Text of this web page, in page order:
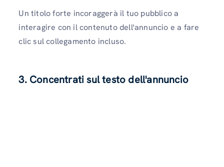
Un titolo forte incoraggerà il tuo pubblico a
interagire con il contenuto dell'annuncio e a fare
clic sul collegamento incluso.
3. Concentrati sul testo dell'annuncio